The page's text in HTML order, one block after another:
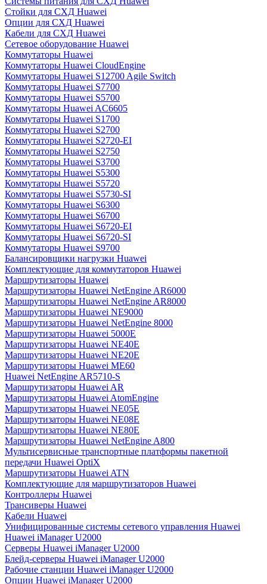
Стойки для СХД Huawei
Опции для СХД Huawei
Кабели для СХД Huawei
Сетевое оборудование Huawei
Коммутаторы Huawei
Коммутаторы Huawei CloudEngine
Коммутаторы Huawei S12700 Agile Switch
Коммутаторы Huawei S7700
Коммутаторы Huawei S5700
Коммутаторы Huawei AC6605
Коммутаторы Huawei S1700
Коммутаторы Huawei S2700
Коммутаторы Huawei S2720-EI
Коммутаторы Huawei S2750
Коммутаторы Huawei S3700
Коммутаторы Huawei S5300
Коммутаторы Huawei S5720
Коммутаторы Huawei S5730-SI
Коммутаторы Huawei S6300
Коммутаторы Huawei S6700
Коммутаторы Huawei S6720-EI
Коммутаторы Huawei S6720-SI
Коммутаторы Huawei S9700
Балансировщики нагрузки Huawei
Комплектующие для коммутаторов Huawei
Маршрутизаторы Huawei
Маршрутизаторы Huawei NetEngine AR6000
Маршрутизаторы Huawei NetEngine AR8000
Маршрутизаторы Huawei NE9000
Маршрутизаторы Huawei NetEngine 8000
Маршрутизаторы Huawei 5000E
Маршрутизаторы Huawei NE40E
Маршрутизаторы Huawei NE20E
Маршрутизаторы Huawei ME60
Huawei NetEngine AR5710-S
Маршрутизаторы Huawei AR
Маршрутизаторы Huawei AtomEngine
Маршрутизаторы Huawei NE05E
Маршрутизаторы Huawei NE08E
Маршрутизаторы Huawei NE80E
Маршрутизаторы Huawei NetEngine A800
Мультисервисные транспортные платформы пакетной
передачи Huawei OptiX
Маршрутизаторы Huawei ATN
Комплектующие для маршрутизаторов Huawei
Контроллеры Huawei
Трансиверы Huawei
Кабели Huawei
Унифицированные системы сетевого управления Huawei
Huawei iManager U2000
Серверы Huawei iManager U2000
Блейд-серверы Huawei iManager U2000
Рабочие станции Huawei iManager U2000
Опции Huawei iManager U2000